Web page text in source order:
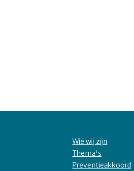
Wie wij zijn
Thema's
Preventieakkoord